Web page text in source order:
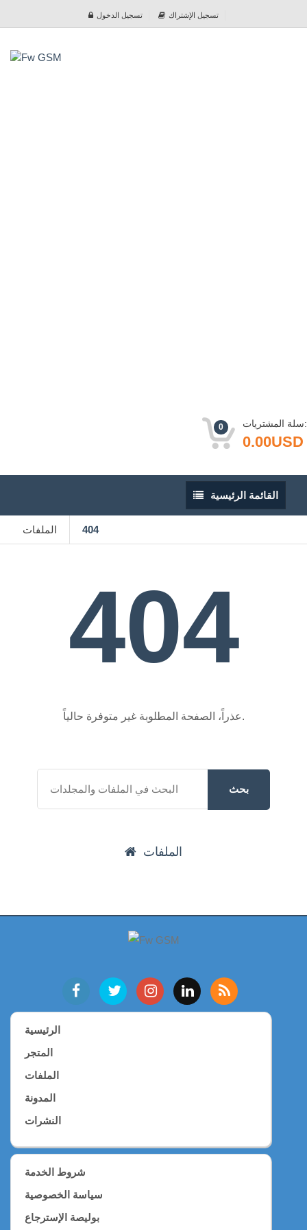
تسجيل الدخول تسجيل الإشتراك
0 سلة المشتريات:
0.00USD
القائمة
الرئيسية
القائمة الرئيسية
الملفات 404
404
عذراً، الصفحة المطلوبة غير متوفرة حالياً.
بحث
الملفات
الرئيسية
المتجر
الملفات
المدونة
النشرات
شروط الخدمة
سياسة الخصوصية
بوليصة الإسترجاع